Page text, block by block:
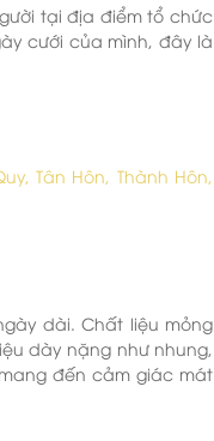
tại địa điểm tổ chức
cưới của mình, đây là
Tân Hôn, Thành Hôn,
dài. Chất liệu mỏng
dày nặng như nhung,
đến cảm giác mát